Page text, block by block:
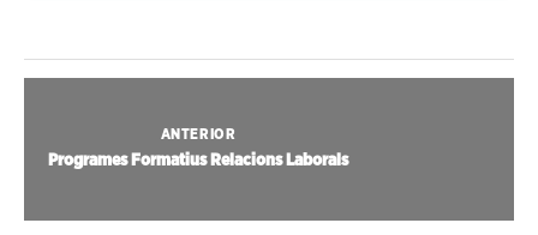
ANTERIOR
Programes Formatius Relacions Laborals